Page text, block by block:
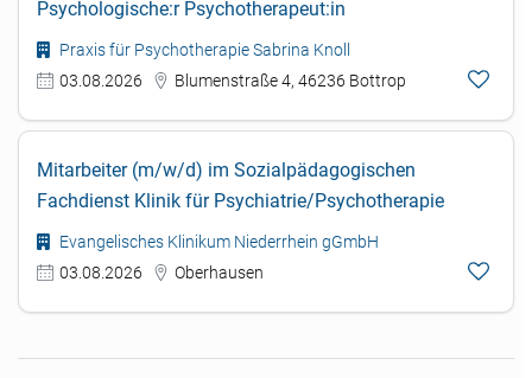
Psychologische:r Psychotherapeut:in
Praxis für Psychotherapie Sabrina Knoll
03.08.2026
Blumenstraße 4, 46236 Bottrop
Mitarbeiter (m/w/d) im Sozialpädagogischen
Fachdienst Klinik für Psychiatrie/Psychotherapie
Evangelisches Klinikum Niederrhein gGmbH
03.08.2026
Oberhausen